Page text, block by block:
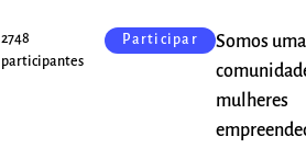
2748
participantes
Participar
Somos uma
mulheres